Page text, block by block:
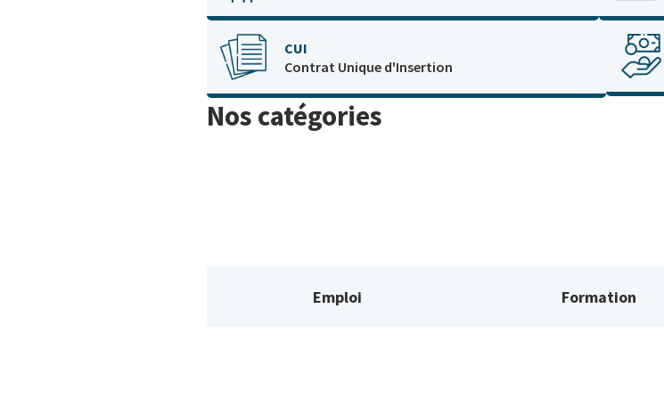
CUI
Contrat Unique d'Insertion
Nos catégories
Emploi Formation